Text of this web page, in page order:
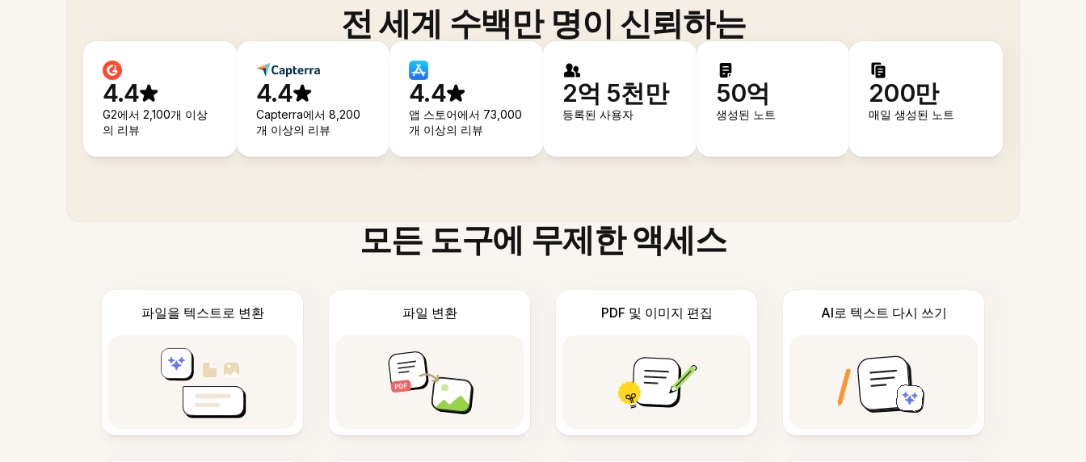
전 세계 수백만 명이 신뢰하는
4.4
G2에서 2,100개 이상
의 리뷰
4.4
Capterra에서 8,200
개 이상의 리뷰
4.4
앱 스토어에서 73,000
개 이상의 리뷰
2억 5천만
등록된 사용자
50억
생성된 노트
200만
매일 생성된 노트
모든 도구에 무제한 액세스
파일을 텍스트로 변환 파일 변환 PDF 및 이미지 편집 AI로 텍스트 다시 쓰기